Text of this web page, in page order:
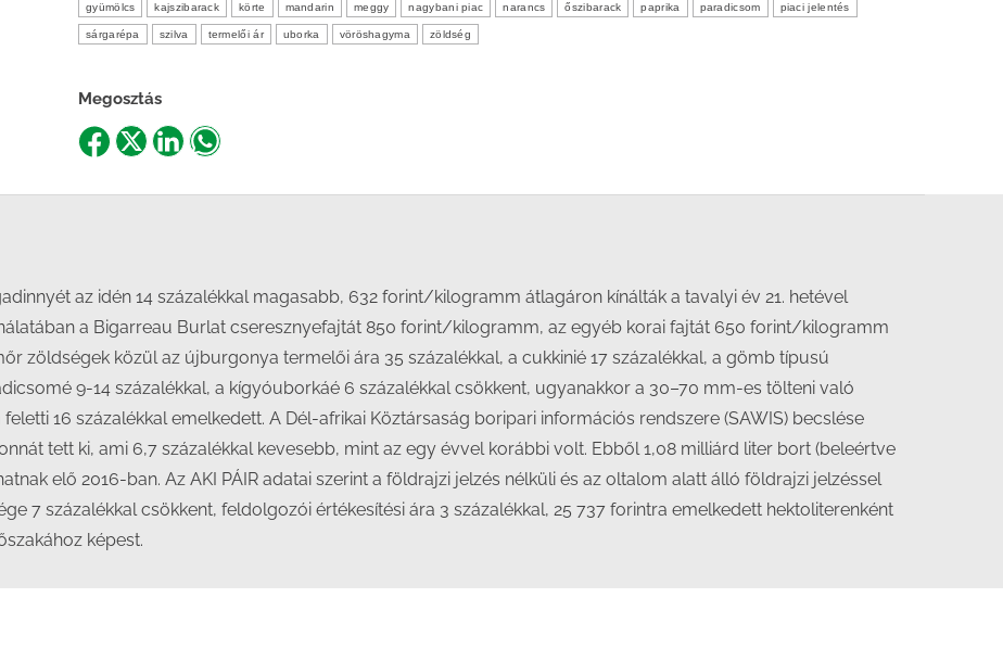
gyümölcs kajszibarack körte mandarin meggy nagybani piac narancs őszibarack paprika paradicsom piaci jelentés
sárgarépa szilva termelői ár uborka vöröshagyma zöldség
Megosztás
ShareShareShareShare
az idén 14 százalékkal magasabb, 632 forint/kilogramm átlagáron kínálták a tavalyi év 21. hetével
a Bigarreau Burlat cseresznyefajtát 850 forint/kilogramm, az egyéb korai fajtát 650 forint/kilogramm
zöldségek közül az újburgonya termelői ára 35 százalékkal, a cukkinié 17 százalékkal, a gömb típusú
9-14 százalékkal, a kígyóuborkáé 6 százalékkal csökkent, ugyanakkor a 30–70 mm-es tölteni való
16 százalékkal emelkedett. A Dél-afrikai Köztársaság boripari információs rendszere (SAWIS) becslése
tett ki, ami 6,7 százalékkal kevesebb, mint az egy évvel korábbi volt. Ebből 1,08 milliárd liter bort (beleértve
elő 2016-ban. Az AKI PÁIR adatai szerint a földrajzi jelzés nélküli és az oltalom alatt álló földrajzi jelzéssel
7 százalékkal csökkent, feldolgozói értékesítési ára 3 százalékkal, 25 737 forintra emelkedett hektoliterenként
képest.